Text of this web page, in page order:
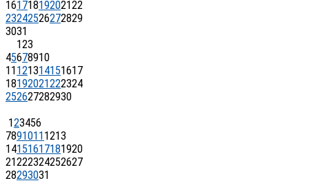
16171819202122
23242526272829
3031
123
45678910
11 121314151617
18192021222324
252627282930
123456
7891011 1213
14151617181920
21222324252627
28293031